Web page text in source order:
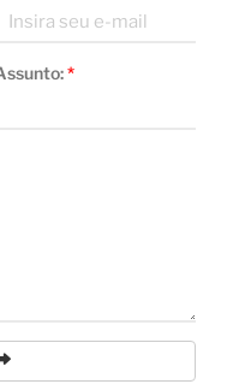
*